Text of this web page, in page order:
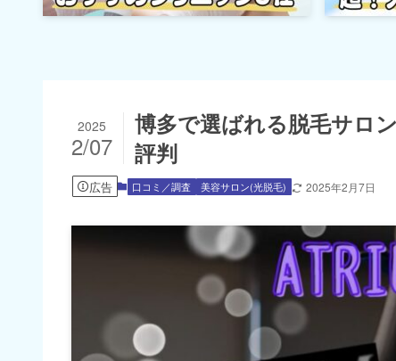
博多で選ばれる脱毛サロ
評判
2025
2/07
広告 口コミ／調査 美容サロン(光脱毛) 2025年2月7日